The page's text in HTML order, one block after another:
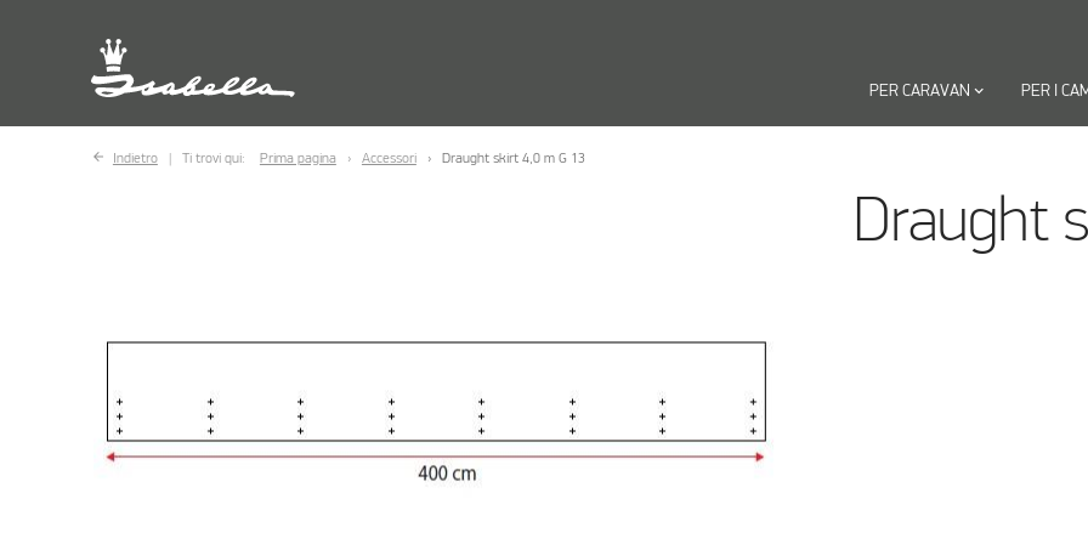
PER CARAVAN keyboard_arrow_down PER I
Indietro Ti trovi qui: Prima pagina Accessori Draught skirt 4,0 m G 13
Draught